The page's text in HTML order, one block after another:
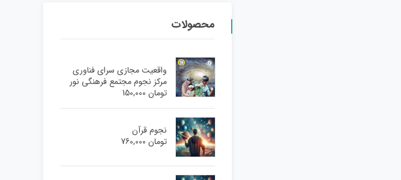
محصولات
واقعیت مجازی سرای فناوری
مرکز نجوم مجتمع فرهنگی نور
تومان
نجوم قرآن
تومان